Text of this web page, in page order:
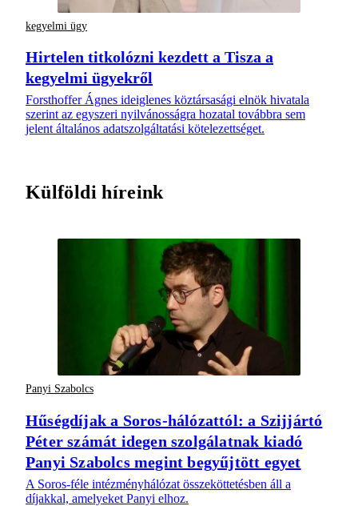
kegyelmi ügy
Hirtelen titkolózni kezdett a Tisza a
kegyelmi ügyekről
Forsthoffer Ágnes ideiglenes köztársasági elnök hivatala
szerint az egyszeri nyilvánosságra hozatal továbbra sem
jelent általános adatszolgáltatási kötelezettséget.
Külföldi híreink
Panyi Szabolcs
Hűségdíjak a Soros-hálózattól: a Szijjártó
Péter számát idegen szolgálatnak kiadó
Panyi Szabolcs megint begyűjtött egyet
A Soros-féle intézményhálózat összeköttetésben áll a
díjakkal, amelyeket Panyi elhoz.